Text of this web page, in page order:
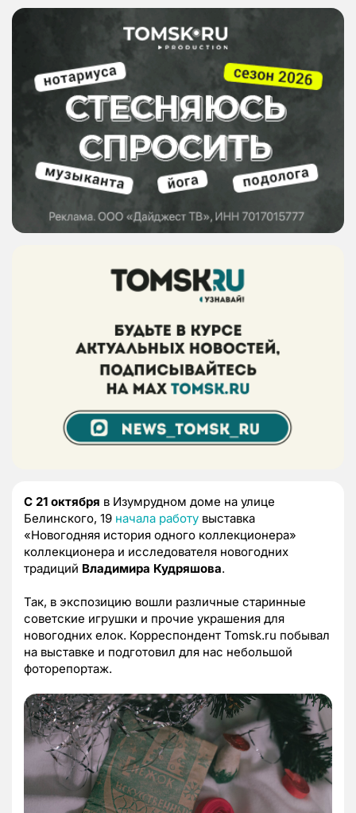
С 21 октября в Изумрудном доме на улице
Белинского, 19 начала работу выставка
«Новогодняя история одного коллекционера»
коллекционера и исследователя новогодних
традиций Владимира Кудряшова.
Так, в экспозицию вошли различные старинные
советские игрушки и прочие украшения для
новогодних елок. Корреспондент Tomsk.ru побывал
на выставке и подготовил для нас небольшой
фоторепортаж.